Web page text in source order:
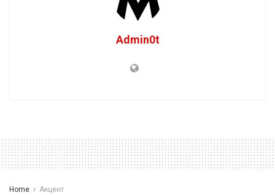
Admin0t
Home Акцент